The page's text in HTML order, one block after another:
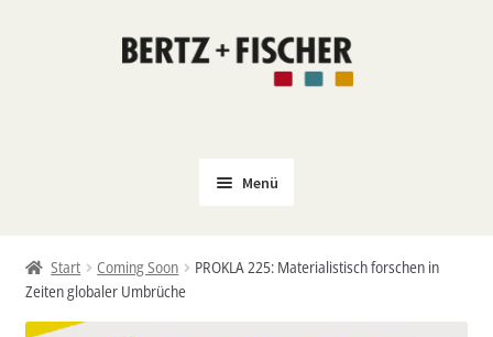
Zur
Zum
Menü
Coming Soon
Untermenü
Start Coming Soon
PROKLA 225: Materialistisch forschen in
Zeiten globaler Umbrüche